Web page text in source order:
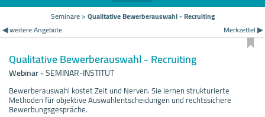
Seminare>Qualitative Bewerberauswahl - Recruiting
◀ weitere Angebote
Merkzettel ▶
Qualitative Bewerberauswahl - Recruiting
Webinar-SEMINAR-INSTITUT
Bewerberauswahl kostet Zeit und Nerven. Sie lernen strukturierte
Methoden für objektive Auswahlentscheidungen und rechtssichere
Bewerbungsgespräche.